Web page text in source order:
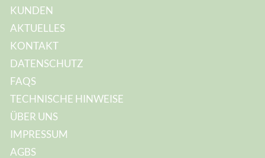
KUNDEN
AKTUELLES
KONTAKT
DATENSCHUTZ
FAQS
TECHNISCHE HINWEISE
ÜBER UNS
IMPRESSUM
AGBS